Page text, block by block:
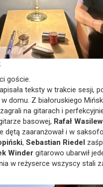
goście.
teksty w trakcie sesji,
domu. Z białoruskiego
na gitarach i
basowej, Rafał
zaaranżował i w
, Sebastian Riedel
Winder gitarowo ubarwił
w reżyserce wszyscy stali